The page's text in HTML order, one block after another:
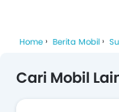
Home Berita Mobil
Cari Mobil